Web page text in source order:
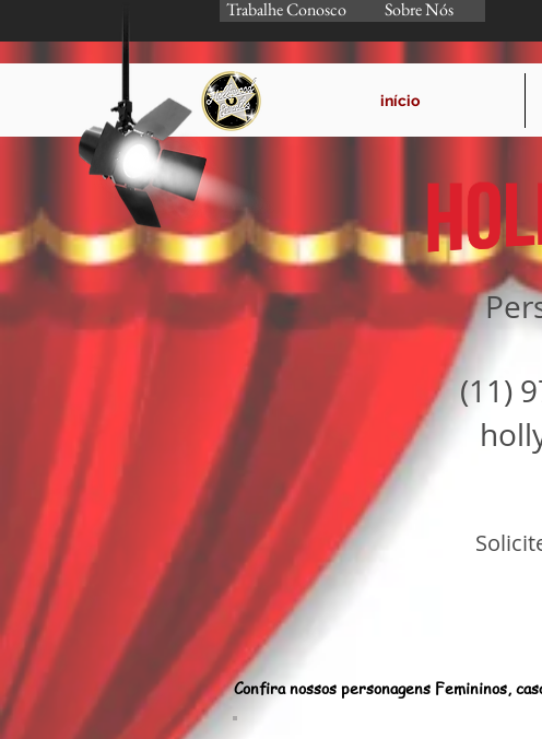
início
Trabalhe Conosco Sobre Nós
(11)
Confira nossos personagens Femininos,